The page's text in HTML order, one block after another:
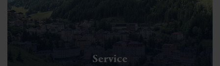
Service